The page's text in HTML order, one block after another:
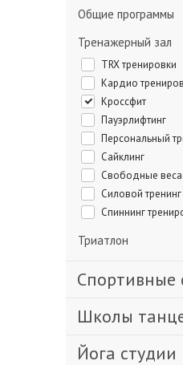
Общие программы
Тренажерный зал
TRX тренировки
Кардио
Кроссфит
Пауэрлифтинг
Персональный
Сайклинг
Свободные веса
Силовой тренинг
Спиннинг
Триатлон
Спортивные
Школы
Йога студии